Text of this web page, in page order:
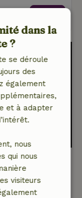
dans la
?
se déroule
des
également
et à adapter
nous
qui nous
visiteurs